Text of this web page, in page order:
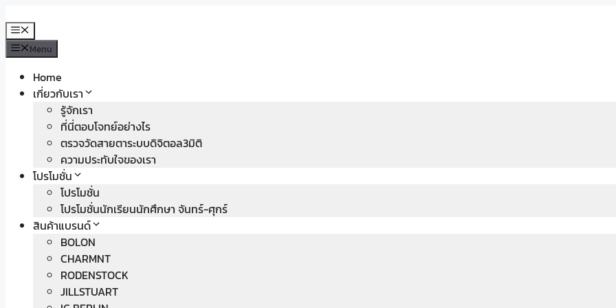
to
content
Menu
Home
เกี่ยวกับเรา
รู้จักเรา
ที่นี่ตอบโจทย์อย่างไร
ตรวจวัดสายตาระบบดิจิตอล3มิติ
ความประทับใจของเรา
โปรโมชั่น
โปรโมชั่น
โปรโมชั่นนักเรียนนักศึกษา จันทร์-ศุกร์
สินค้าแบรนด์
BOLON
CHARMNT
RODENSTOCK
JILLSTUART